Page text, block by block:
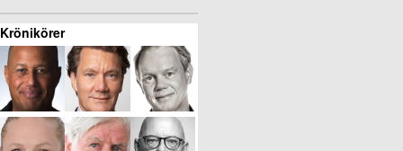
Krönikörer